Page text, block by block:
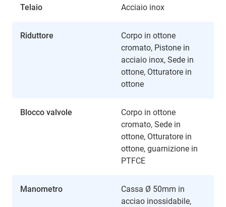
Telaio Acciaio inox
Riduttore
Corpo in ottone
cromato, Pistone in
acciaio inox, Sede in
ottone, Otturatore in
ottone
Blocco valvole
Corpo in ottone
cromato, Sede in
ottone, Otturatore in
ottone, guarnizione in
PTFCE
Manometro
Cassa Ø 50mm in
acciao inossidabile,